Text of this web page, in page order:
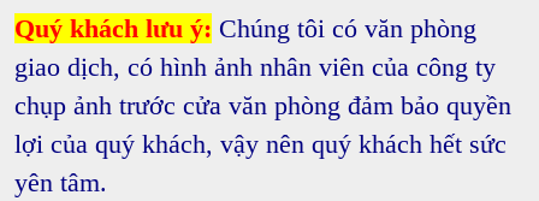
Quý khách lưu ý: Chúng tôi có văn phòng
giao dịch, có hình ảnh nhân viên của công ty
chụp ảnh trước cửa văn phòng đảm bảo quyền
lợi của quý khách, vậy nên quý khách hết sức
yên tâm.